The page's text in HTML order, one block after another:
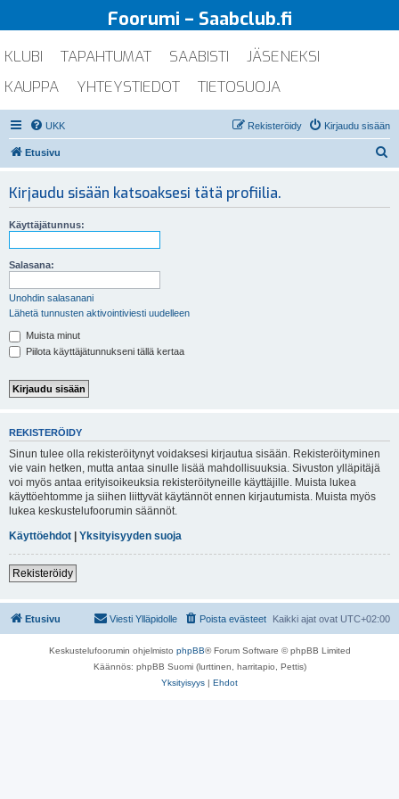
Foorumi – Saabclub.fi
KLUBI TAPAHTUMAT SAABISTI
JÄSENEKSI
KAUPPA
YHTEYSTIEDOT TIETOSUOJA
UKK Kirjaudu sisään
Rekisteröidy
Etusivu
Kirjaudu sisään katsoaksesi tätä profiilia.
Käyttäjätunnus:
Salasana:
Unohdin salasanani
Lähetä tunnusten aktivointiviesti uudelleen
Muista minut
Piilota käyttäjätunnukseni tällä kertaa
REKISTERÖIDY
Sinun tulee olla rekisteröitynyt voidaksesi kirjautua sisään. Rekisteröityminen
vie vain hetken, mutta antaa sinulle lisää mahdollisuuksia. Sivuston ylläpitäjä
voi myös antaa erityisoikeuksia rekisteröityneille käyttäjille. Muista lukea
käyttöehtomme ja siihen liittyvät käytännöt ennen kirjautumista. Muista myös
lukea keskustelufoorumin säännöt.
Käyttöehdot | Yksityisyyden suoja
Rekisteröidy
Etusivu Kaikki ajat ovat UTC+02:00
Poista evästeet
Viesti Ylläpidolle
Keskustelufoorumin ohjelmisto phpBB® Forum Software © phpBB Limited
Käännös: phpBB Suomi (lurttinen, harritapio, Pettis)
Yksityisyys | Ehdot